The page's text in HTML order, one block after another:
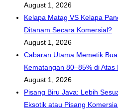
August 1, 2026
Kelapa Matag VS Kelapa
Ditanam Secara Komersial?
August 1, 2026
Cabaran Utama Memetik
Kematangan 80–85% di Atas
August 1, 2026
Pisang Biru Java: Lebih
Eksotik atau Pisang